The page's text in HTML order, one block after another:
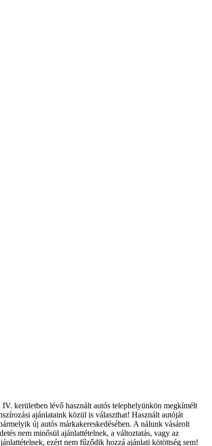
kerületben lévő használt autós telephelyünkön megkímélt
ajánlataink közül is választhat! Használt autóját
új autós márkakereskedésében. A nálunk vásárolt
nem minősül ajánlattételnek, a változtatás, vagy az
ezért nem fűződik hozzá ajánlati kötöttség sem!